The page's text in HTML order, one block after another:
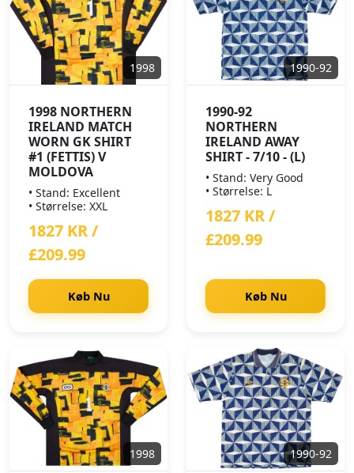
1998
1998 NORTHERN
IRELAND MATCH
WORN GK SHIRT
#1 (FETTIS) V
MOLDOVA
• Stand: Excellent
• Størrelse: XXL
1827 KR /
£209.99
Køb Nu
1990-92
1990-92
NORTHERN
IRELAND AWAY
SHIRT - 7/10 - (L)
• Stand: Very Good
• Størrelse: L
1827 KR /
£209.99
Køb Nu
1998 1990-92